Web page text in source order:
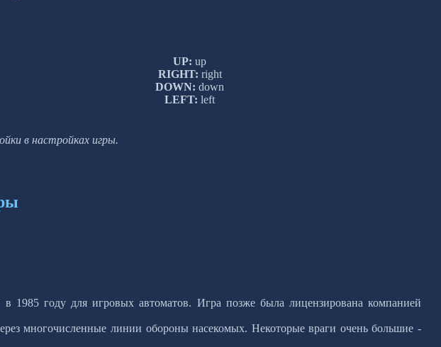
UP: up
RIGHT: right
DOWN: down
LEFT: left
в настройках игры.
1985 году для игровых автоматов. Игра позже была лицензирована компанией
многочисленные линии обороны насекомых. Некоторые враги очень большие -